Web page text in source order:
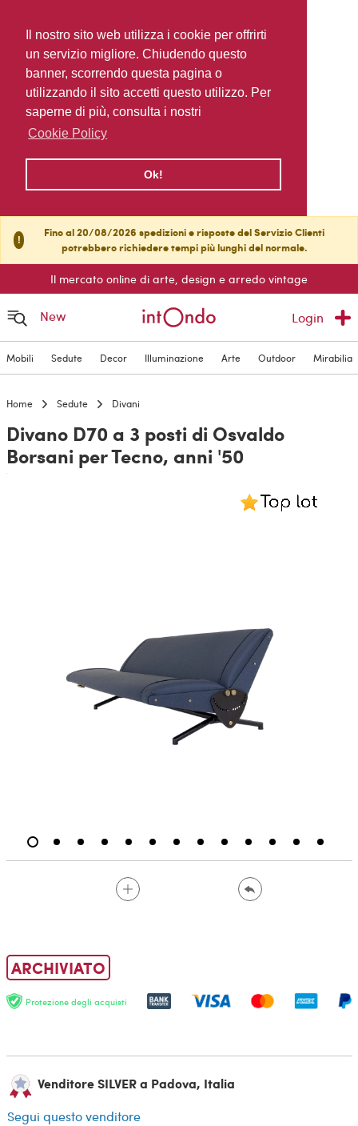
Il nostro sito web utilizza i cookie per offrirti
un servizio migliore. Chiudendo questo
banner, scorrendo questa pagina o
utilizzando il sito accetti questo utilizzo. Per
saperne di più, consulta i nostri
Cookie Policy
Ok!
!
Fino al 20/08/2026 spedizioni e risposte del Servizio Clienti
potrebbero richiedere tempi più lunghi del normale.
Il mercato online di arte, design e arredo vintage
New Login
Mobili Sedute Decor Illuminazione Arte Outdoor Mirabilia
Home Sedute Divani
Divano D70 a 3 posti di Osvaldo
Borsani per Tecno, anni '50
ARCHIVIATO
Protezione degli acquisti
Venditore SILVER a Padova, Italia
Segui questo venditore